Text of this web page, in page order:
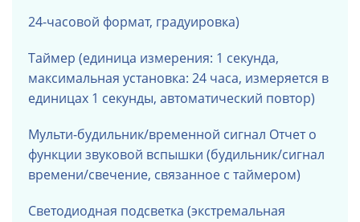
24-часовой формат, градуировка)
Таймер (единица измерения: 1 секунда,
максимальная установка: 24 часа, измеряется в
единицах 1 секунды, автоматический повтор)
Мульти-будильник/временной сигнал Отчет о
функции звуковой вспышки (будильник/сигнал
времени/свечение, связанное с таймером)
Светодиодная подсветка (экстремальная